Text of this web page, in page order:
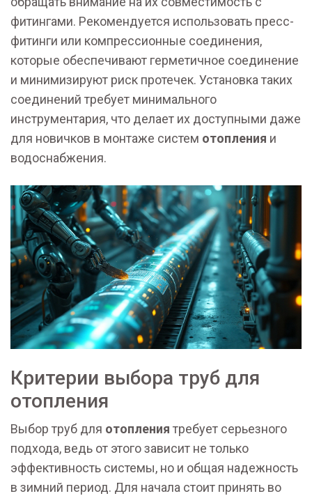
фитингами. Рекомендуется использовать пресс-
фитинги или компрессионные соединения,
которые обеспечивают герметичное соединение
и минимизируют риск протечек. Установка таких
соединений требует минимального
инструментария, что делает их доступными даже
для новичков в монтаже систем отопления и
водоснабжения.
Критерии выбора труб для
отопления
Выбор труб для отопления требует серьезного
подхода, ведь от этого зависит не только
эффективность системы, но и общая надежность
в зимний период. Для начала стоит принять во